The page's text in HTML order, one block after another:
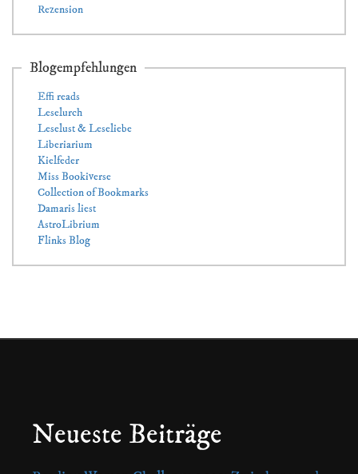
Rezension
Blogempfehlungen
Effi reads
Leselurch
Leselust & Leseliebe
Liberiarium
Kielfeder
Miss Bookiverse
Collection of Bookmarks
Damaris liest
AstroLibrium
Flinks Blog
Neueste Beiträge